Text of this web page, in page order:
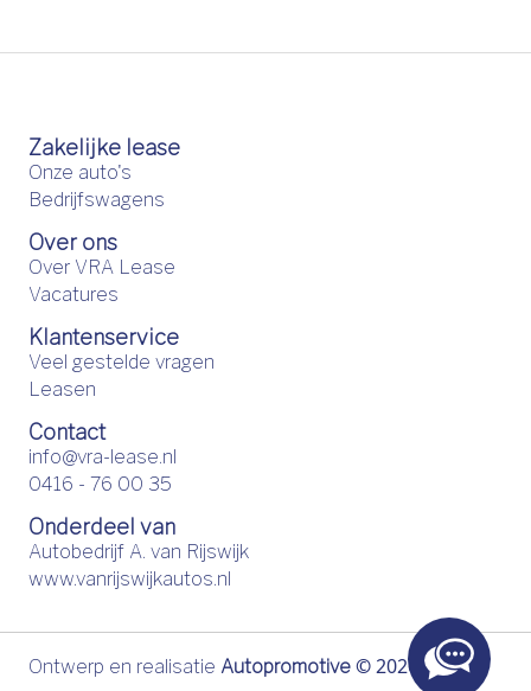
Zakelijke lease
Onze auto's
Bedrijfswagens
Over ons
Over VRA Lease
Vacatures
Klantenservice
Veel gestelde vragen
Leasen
Contact
info@vra-lease.nl
0416 - 76 00 35
Onderdeel van
Autobedrijf A. van Rijswijk
www.vanrijswijkautos.nl
Ontwerp en realisatie Autopromotive ©2026